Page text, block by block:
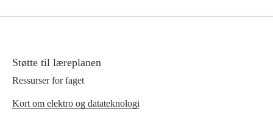
Støtte til læreplanen
Ressurser for faget
Kort om elektro og datateknologi